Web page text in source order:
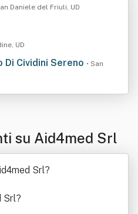
Daniele del Friuli, UD
UD
Cividini Sereno • San
su Aid4med Srl
Srl?
Srl?